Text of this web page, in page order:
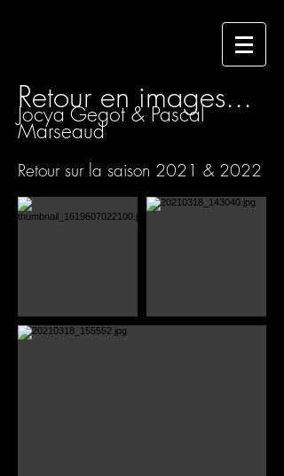
Retour en images...
Jocya Gegot & Pascal
Marseaud
Retour sur la saison 2021 & 2022